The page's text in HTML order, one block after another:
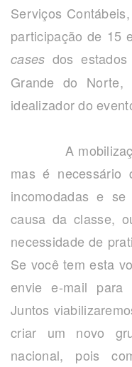
Serviços
participação de 15
cases dos
Grande do Norte,
idealizador do
A mobilização
mas é necessário
incomodadas e
causa da classe,
necessidade de
Se você tem esta
envie e-mail para
Juntos
criar um novo
nacional, pois